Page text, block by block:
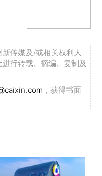
传媒及/或相关权利人
行转载、摘编、复制及
，获得书面